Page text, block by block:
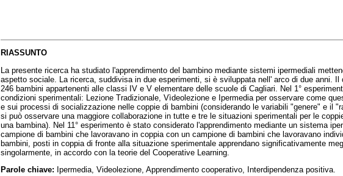
RIASSUNTO
La presente ricerca ha studiato l'apprendimento del bambino mediante sistemi ipermediali
aspetto sociale. La ricerca, suddivisa in due esperimenti, si è sviluppata nell' arco di due anni. Il
246 bambini appartenenti alle classi IV e V elementare delle scuole di Cagliari. Nel 1°
condizioni sperimentali: Lezione Tradizionale, Vìdeolezione e Ipermedia per osservare come
e sui processi di socializzazione nelle coppie di bambini (considerando le variabili "genere" e il
si può osservare una maggiore collaborazione in tutte e tre le situazioni sperimentali per le
una bambina). Nel 11° esperimento è stato considerato l'apprendimento mediante un sistema
campione di bambini che lavoravano in coppia con un campione di bambini che lavoravano
bambini, posti in coppia di fronte alla situazione sperimentale apprendano significativamente
singolarmente, in accordo con la teorie del Cooperative Learning.
Parole chiave: Ipermedia, Videolezione, Apprendimento cooperativo, Interdipendenza positiva